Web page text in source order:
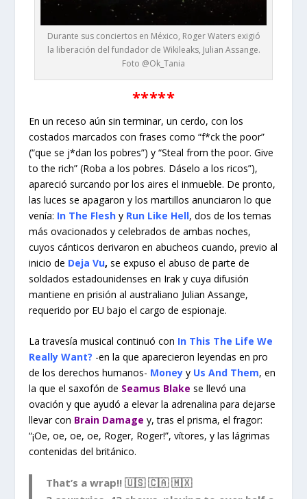
Durante sus conciertos en México, Roger Waters exigió
la liberación del fundador de Wikileaks, Julian Assange.
Foto @Ok_Tania
*****
En un receso aún sin terminar, un cerdo, con los
costados marcados con frases como “f*ck the poor”
(“que se j*dan los pobres”) y “Steal from the poor. Give
to the rich” (Roba a los pobres. Dáselo a los ricos”),
apareció surcando por los aires el inmueble. De pronto,
las luces se apagaron y los martillos anunciaron lo que
venía: In The Flesh y Run Like Hell, dos de los temas
más ovacionados y celebrados de ambas noches,
cuyos cánticos derivaron en abucheos cuando, previo al
inicio de Deja Vu, se expuso el abuso de parte de
soldados estadounidenses en Irak y cuya difusión
mantiene en prisión al australiano Julian Assange,
requerido por EU bajo el cargo de espionaje.
La travesía musical continuó con In This The Life We
Really Want? -en la que aparecieron leyendas en pro
de los derechos humanos- Money y Us And Them, en
la que el saxofón de Seamus Blake se llevó una
ovación y que ayudó a elevar la adrenalina para dejarse
llevar con Brain Damage y, tras el prisma, el fragor:
“¡Oe, oe, oe, oe, Roger, Roger!”, vítores, y las lágrimas
contenidas del británico.
That’s a wrap!! 🇺🇸 🇨🇦 🇲🇽